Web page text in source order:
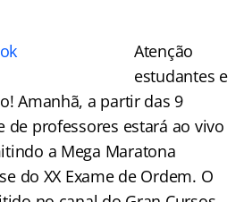
Atenção
estudantes e
Amanhã, a partir das 9
de professores estará ao vivo
a Mega Maratona
do XX Exame de Ordem. O